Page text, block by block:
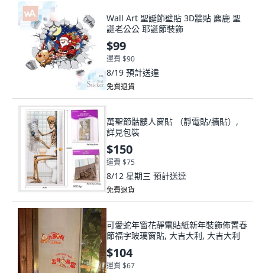
Wall Art 聖誕節壁貼 3D牆貼 麋鹿 聖
誕老公公 耶誕節裝飾
$99
運費 $90
8/19 預計送達
免費退貨
萬聖節骷髏人窗貼 （靜電貼/牆貼）,
詳見包裝
$150
運費 $75
8/12 星期三 預計送達
免費退貨
可愛蛇年窗花靜電貼紙新年裝飾佈置春
節福字玻璃窗貼, 大吉大利, 大吉大利
$104
運費 $67